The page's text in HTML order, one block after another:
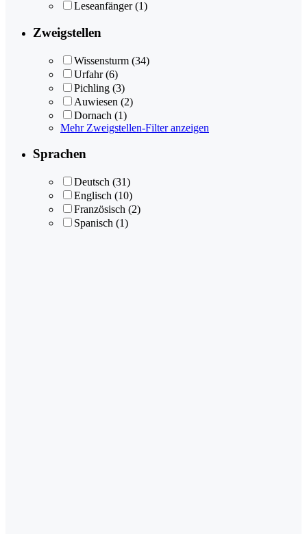
Leseanfänger (1)
Zweigstellen
Wissensturm (34)
Urfahr (6)
Pichling (3)
Auwiesen (2)
Dornach (1)
Mehr Zweigstellen-Filter anzeigen
Sprachen
Deutsch (31)
Englisch (10)
Französisch (2)
Spanisch (1)